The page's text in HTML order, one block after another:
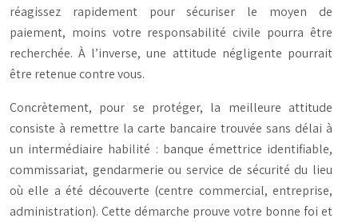
réagissez rapidement pour sécuriser le moyen de
paiement, moins votre responsabilité civile pourra être
recherchée. À l’inverse, une attitude négligente pourrait
être retenue contre vous.
Concrètement, pour se protéger, la meilleure attitude
consiste à remettre la carte bancaire trouvée sans délai à
un intermédiaire habilité : banque émettrice identifiable,
commissariat, gendarmerie ou service de sécurité du lieu
où elle a été découverte (centre commercial, entreprise,
administration). Cette démarche prouve votre bonne foi et